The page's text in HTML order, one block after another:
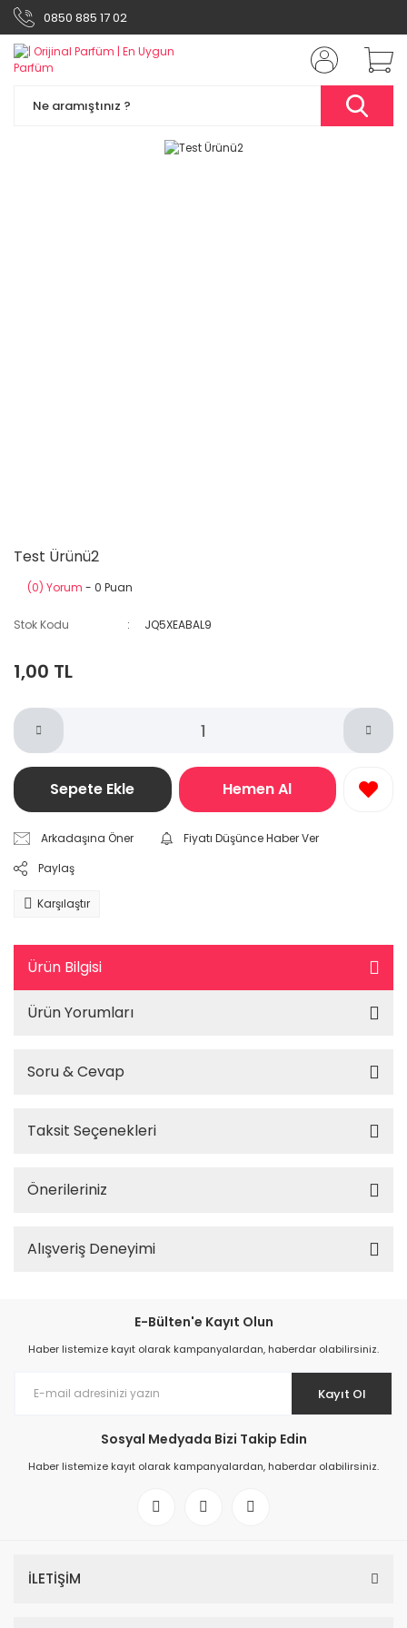
0850 885 17 02
Test Ürünü2
(0) Yorum - 0 Puan
Stok Kodu JQ5XEABAL9
1,00 TL
Sepete Ekle Hemen Al
Arkadaşına Öner
Fiyatı Düşünce Haber Ver
Paylaş
Karşılaştır
Ürün Bilgisi
Ürün Yorumları
Soru & Cevap
Taksit Seçenekleri
Önerileriniz
Alışveriş Deneyimi
E-Bülten'e Kayıt Olun
Haber listemize kayıt olarak kampanyalardan, haberdar olabilirsiniz.
Kayıt Ol
Sosyal Medyada Bizi Takip Edin
Haber listemize kayıt olarak kampanyalardan, haberdar olabilirsiniz.
İLETİŞİM